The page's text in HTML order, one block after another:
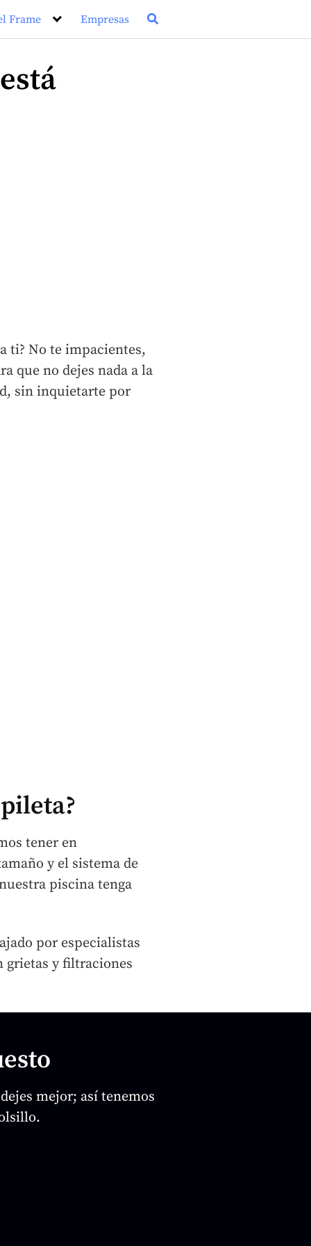
Frame Empresas
ti? No te impacientes,
que no dejes nada a la
sin inquietarte por
tener en
y el sistema de
piscina tenga
por especialistas
grietas y filtraciones
mejor; así tenemos